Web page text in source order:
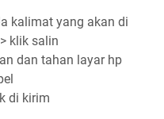
kalimat yang akan di
klik salin
dan tahan layar hp
di kirim